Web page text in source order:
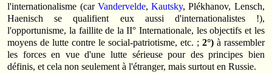
l'internationalisme (car Vandervelde,Kautsky, Plékhanov, Lensch,
Haenisch se qualifient eux aussi d'internationalistes !),
l'opportunisme, la faillite de la II° Internationale, les objectifs et les
moyens de lutte contre le social‑patriotisme, etc. ; 2°)à rassembler
les forces en vue d'une lutte sérieuse pour des principes bien
définis, et cela non seulement à l'étranger, mais surtout en Russie.